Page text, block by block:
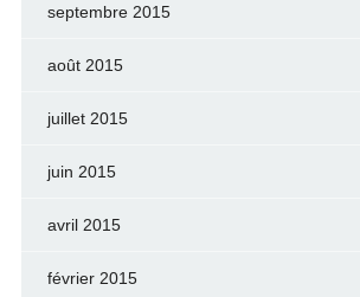
septembre 2015
août 2015
juillet 2015
juin 2015
avril 2015
février 2015